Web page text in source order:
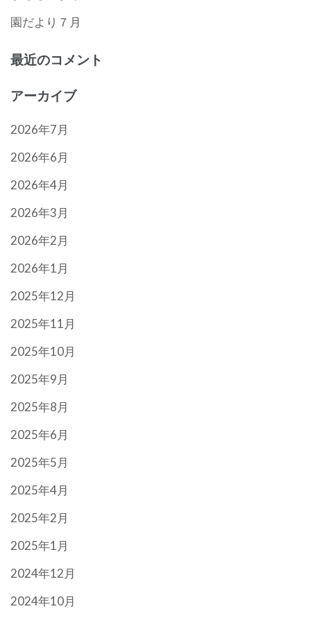
園だより７月
最近のコメント
アーカイブ
2026年7月
2026年6月
2026年4月
2026年3月
2026年2月
2026年1月
2025年12月
2025年11月
2025年10月
2025年9月
2025年8月
2025年6月
2025年5月
2025年4月
2025年2月
2025年1月
2024年12月
2024年10月